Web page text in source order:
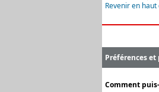
Revenir en haut
Préférences
Comment